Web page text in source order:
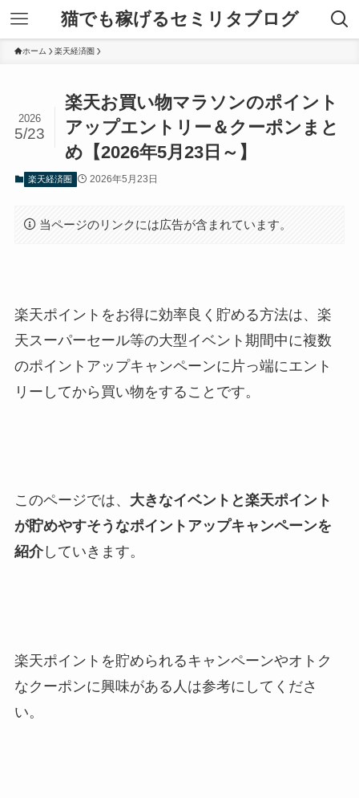
猫でも稼げるセミリタブログ
ホーム 楽天経済圏
楽天お買い物マラソンのポイント
アップエントリー＆クーポンまと
め【2026年5月23日～】
2026
5/23
楽天経済圏 2026年5月23日
当ページのリンクには広告が含まれています。
楽天ポイントをお得に効率良く貯める方法は、楽
天スーパーセール等の大型イベント期間中に複数
のポイントアップキャンペーンに片っ端にエント
リーしてから買い物をすることです。
このページでは、 大きなイベントと楽天ポイント
が貯めやすそうなポイントアップキャンペーンを
紹介していきます。
楽天ポイントを貯められるキャンペーンやオトク
なクーポンに興味がある人は参考にしてくださ
い。